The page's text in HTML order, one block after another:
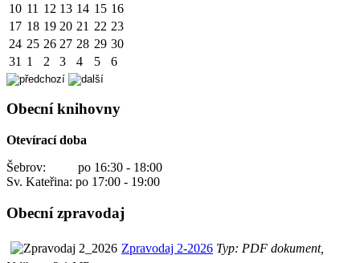
10 11 12 13 14 15 16
17 18 19 20 21 22 23
24 25 26 27 28 29 30
31 1 2 3 4 5 6
Obecní knihovny
Otevírací doba
Šebrov: po 16:30 - 18:00
Sv. Kateřina: po 17:00 - 19:00
Obecní zpravodaj
Zpravodaj 2-2026 Typ: PDF dokument,